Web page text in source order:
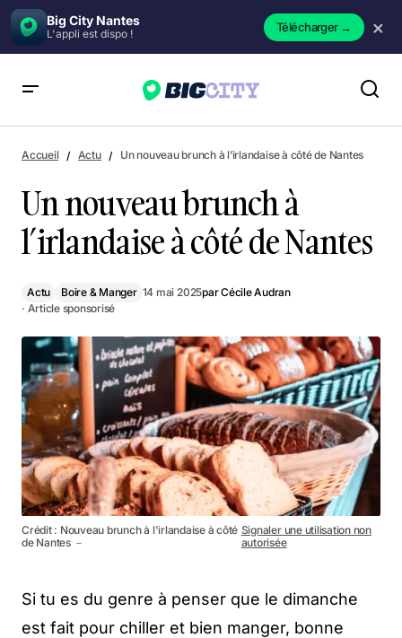
Big City Nantes
L'appli est dispo ! Télécharger→ ×
Accueil Actu Un nouveau brunch à l’irlandaise à côté de Nantes
Un nouveau brunch à
l’irlandaise à côté de Nantes
Actu Boire & Manger 14 mai 2025parCécile Audran
· Article sponsorisé
Crédit : Nouveau brunch à l'irlandaise à côté
de Nantes －
Signaler une utilisation non
autorisée
Si tu es du genre à penser que le dimanche
est fait pour chiller et bien manger, bonne